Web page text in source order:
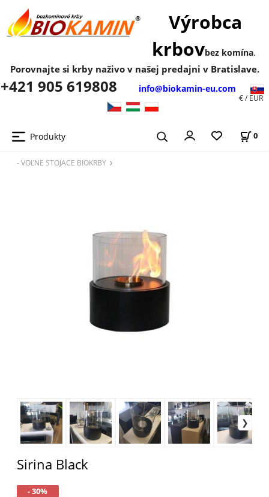
Výrobca
krbovbez komína.
Porovnajte si krby naživo v našej predajni v Bratislave.
+421 905 619808 info@biokamin-eu.com
Produkty 0
€ / EUR
- VOĽNE STOJACE BIOKRBY
Sirina Black
- 30%